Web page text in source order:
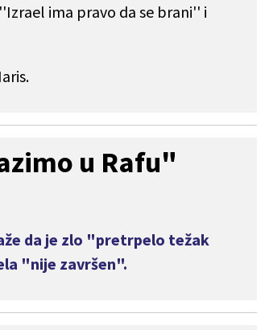
ima pravo da se brani'' i
u Rafu"
da je zlo "pretrpelo težak
"nije završen".